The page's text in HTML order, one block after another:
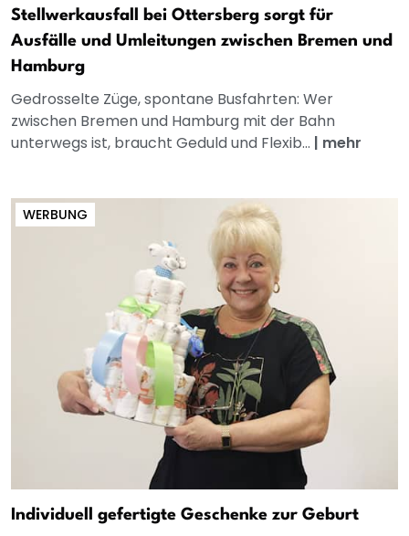
Stellwerkausfall bei Ottersberg sorgt für
Ausfälle und Umleitungen zwischen Bremen und
Hamburg
Gedrosselte Züge, spontane Busfahrten: Wer
zwischen Bremen und Hamburg mit der Bahn
unterwegs ist, braucht Geduld und Flexib... | mehr
WERBUNG
Individuell gefertigte Geschenke zur Geburt